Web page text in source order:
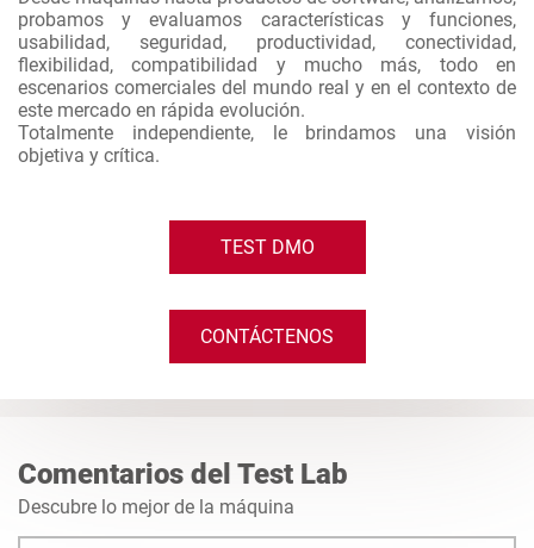
probamos y evaluamos características y funciones,
usabilidad, seguridad, productividad, conectividad,
flexibilidad, compatibilidad y mucho más, todo en
escenarios comerciales del mundo real y en el contexto de
este mercado en rápida evolución.
Totalmente independiente, le brindamos una visión
objetiva y crítica.
TEST DMO
CONTÁCTENOS
Comentarios del Test Lab
Descubre lo mejor de la máquina